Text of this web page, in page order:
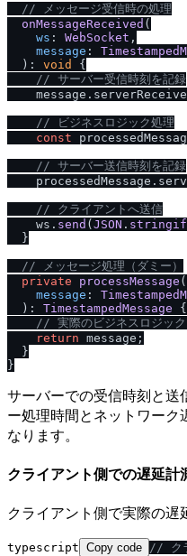
/ / メッセージ受信時の処理
onMessageReceived (
ws : WebSocket ,
message :
  ):
void
{
/ / サーバー受信時刻を記録
    message.
/ / ビジネスロジック処理
const
/ / サーバー送信時刻を記録
    processedMessage.
/ / クライアントへ送信
    ws.
send (JSON .
  }
/ / メッセージ処理（ダミー）
private
processMessage (
message :
  ):
TimestampedMessage {
/ / 実際のビジネスロジッ
return message;
  }
サーバーでの受信時刻と送
ー処理時間とネットワーク
なります。
クライアント側での遅延計
クライアント側で実際の遅
typescript Copy code // ク